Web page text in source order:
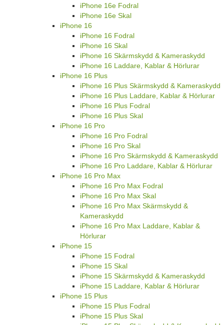
iPhone 16e Fodral
iPhone 16e Skal
iPhone 16
iPhone 16 Fodral
iPhone 16 Skal
iPhone 16 Skärmskydd & Kameraskydd
iPhone 16 Laddare, Kablar & Hörlurar
iPhone 16 Plus
iPhone 16 Plus Skärmskydd & Kameraskydd
iPhone 16 Plus Laddare, Kablar & Hörlurar
iPhone 16 Plus Fodral
iPhone 16 Plus Skal
iPhone 16 Pro
iPhone 16 Pro Fodral
iPhone 16 Pro Skal
iPhone 16 Pro Skärmskydd & Kameraskydd
iPhone 16 Pro Laddare, Kablar & Hörlurar
iPhone 16 Pro Max
iPhone 16 Pro Max Fodral
iPhone 16 Pro Max Skal
iPhone 16 Pro Max Skärmskydd &
Kameraskydd
iPhone 16 Pro Max Laddare, Kablar &
Hörlurar
iPhone 15
iPhone 15 Fodral
iPhone 15 Skal
iPhone 15 Skärmskydd & Kameraskydd
iPhone 15 Laddare, Kablar & Hörlurar
iPhone 15 Plus
iPhone 15 Plus Fodral
iPhone 15 Plus Skal